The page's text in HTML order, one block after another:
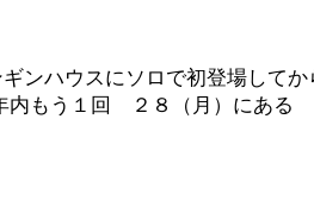
ギンハウスにソロで初登場し
内もう１回 ２８（月）にある